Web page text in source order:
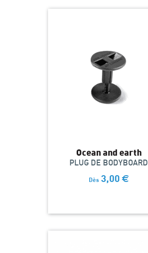
Ocean and earth
PLUG DE BODYBOARD
Dès 3,00 €